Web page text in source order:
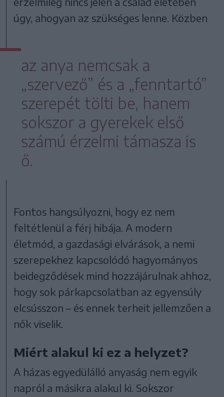
úgy, ahogyan az szükséges lenne. Közben
az anya nemcsak a
„szervező” és a „fenntartó”
szerepét tölti be, hanem
sokszor a gyerekek első
számú érzelmi támasza is
ő.
Fontos hangsúlyozni, hogy ez nem
feltétlenül a férj hibája. A modern
életmód, a gazdasági elvárások, a nemi
szerepekhez kapcsolódó hagyományos
beidegződések mind hozzájárulnak ahhoz,
hogy sok párkapcsolatban az egyensúly
elcsússzon – és ennek terheit jellemzően a
nők viselik.
Miért alakul ki ez a helyzet?
A házas egyedülálló anyaság nem egyik
napról a másikra alakul ki. Sokszor